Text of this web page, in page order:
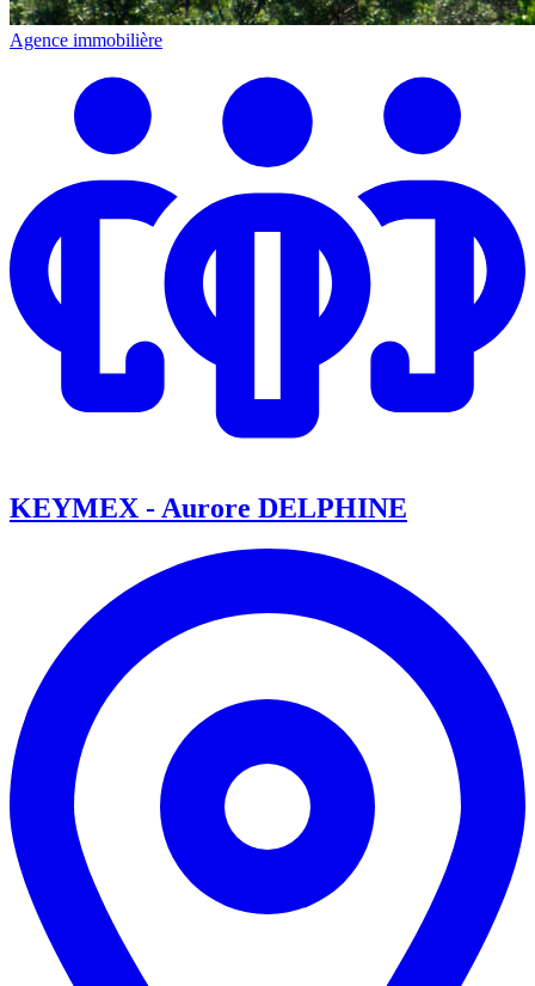
Agence immobilière
KEYMEX - Aurore DELPHINE